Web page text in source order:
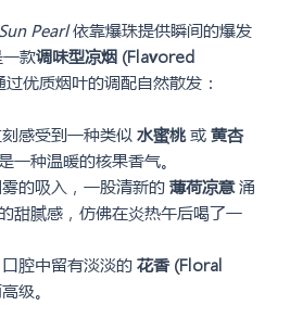
Sun Pearl依靠爆珠提供瞬间的爆发
款调味型凉烟 (Flavored
过优质烟叶的调配自然散发：
感受到一种类似 水蜜桃或 黄杏
一种温暖的核果香气。
的吸入，一股清新的 薄荷凉意涌
甜腻感，仿佛在炎热午后喝了一
腔中留有淡淡的 花香 (Floral
级。